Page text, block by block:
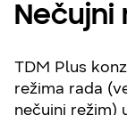
Nečujni
TDM Plus
režima rada
nečujni režim)